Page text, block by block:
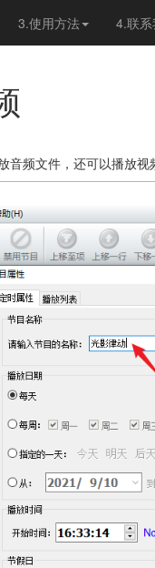
3.使用方法 4.联系
音频文件，还可以播放视